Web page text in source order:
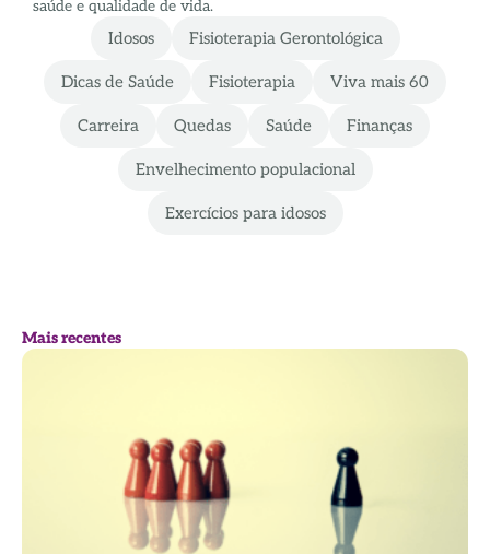
saúde e qualidade de vida.
Idosos Fisioterapia Gerontológica
Dicas de Saúde Fisioterapia Viva mais 60
Carreira Quedas Saúde Finanças
Envelhecimento populacional
Exercícios para idosos
Mais recentes